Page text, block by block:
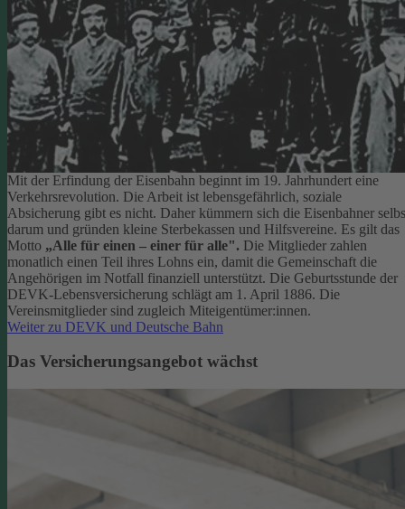
Mit der Erfindung der Eisenbahn beginnt im 19. Jahrhundert eine
Verkehrsrevolution. Die Arbeit ist lebensgefährlich, soziale
Absicherung gibt es nicht. Daher kümmern sich die Eisenbahner
darum und gründen kleine Sterbekassen und Hilfsvereine. Es gilt das
Motto „Alle für einen – einer für alle". Die Mitglieder zahlen
monatlich einen Teil ihres Lohns ein, damit die Gemeinschaft die
Angehörigen im Notfall finanziell unterstützt. Die Geburtsstunde der
DEVK-Lebensversicherung schlägt am 1. April 1886. Die
Vereinsmitglieder sind zugleich Miteigentümer:innen.
Weiter zu DEVK und Deutsche Bahn
Das Versicherungsangebot wächst